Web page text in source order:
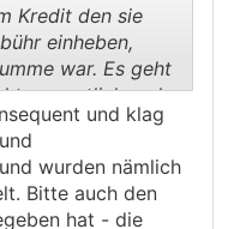
Kredit den sie
einheben,
war. Es geht
wesentlich mehr
bereitzustellen
Dh wurscht was
Summe ist auch
ist es unsachlich.
und klag
wurden nämlich
Bitte auch den
hat - die